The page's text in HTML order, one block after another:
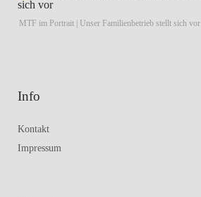
MTF im Portrait | Unser Familienbetrieb stellt sich vor
Info
Kontakt
Impressum